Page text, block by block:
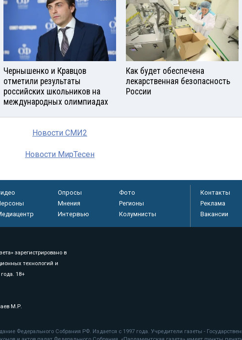
Чернышенко и Кравцов
отметили результаты
российских школьников на
международных олимпиадах
Как будет обеспечена
лекарственная безопасность
России
Новости СМИ2
Новости МирТесен
Опросы
Фото
Мнения
Регионы
Интервью Колумнисты
Контакты
Реклама
Вакансии
зарегистрировано в
технологий и
18+
М.Р.
Федерального Собрания РФ. Издается с 1997 года. Учредители газеты -